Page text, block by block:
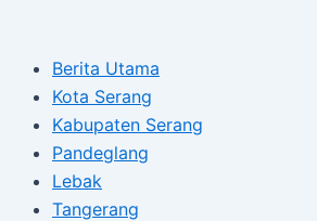
contentBerita Utama
Kota Serang
Kabupaten Serang
Pandeglang
Lebak
Tangerang